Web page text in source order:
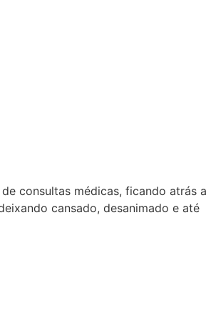
consultas médicas, ficando atrás
cansado, desanimado e até